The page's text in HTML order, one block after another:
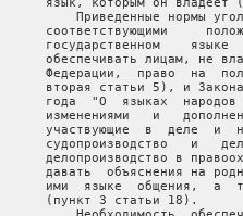
Приведенные нормы
соответствующими
государственном    языке
обеспечивать лицам, не
Федерации,  право  на
вторая статьи 5), и
года  "О  языках
изменениями   и
участвующие  в  деле  и
судопроизводство   и
делопроизводство в
давать  объяснения на
ими  языке  общения,  а
   (пункт 3 статьи 18).